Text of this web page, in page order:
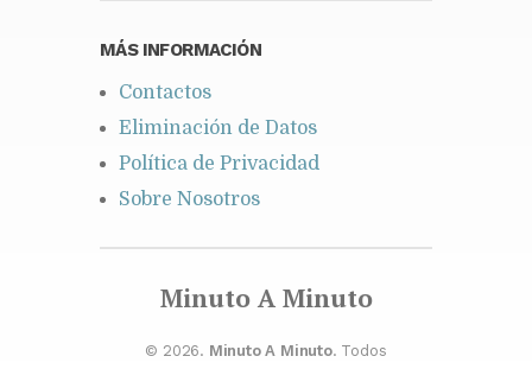
MÁS INFORMACIÓN
Contactos
Eliminación de Datos
Política de Privacidad
Sobre Nosotros
Minuto A Minuto
© 2026. Minuto A Minuto. Todos